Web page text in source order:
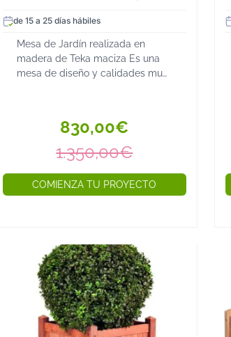
de 15 a 25 días hábiles
Mesa de Jardín realizada en
madera de Teka maciza Es una
mesa de diseño y calidades muy
cms No incluye las si...
830,00€
1.350,00€
COMIENZA TU PROYECTO